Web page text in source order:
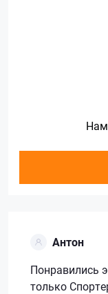
Антон
Понравились
только